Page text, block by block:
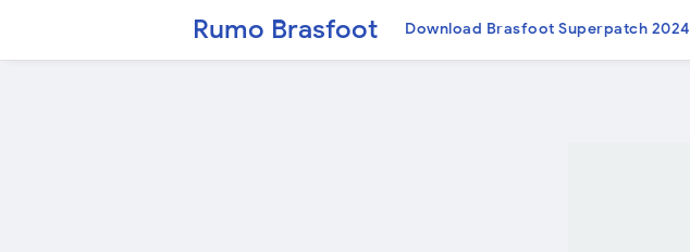
Rumo Brasfoot Download Brasfoot Superpatch 2024